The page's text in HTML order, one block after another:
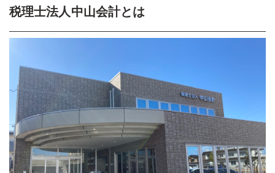
税理士法人中山会計とは